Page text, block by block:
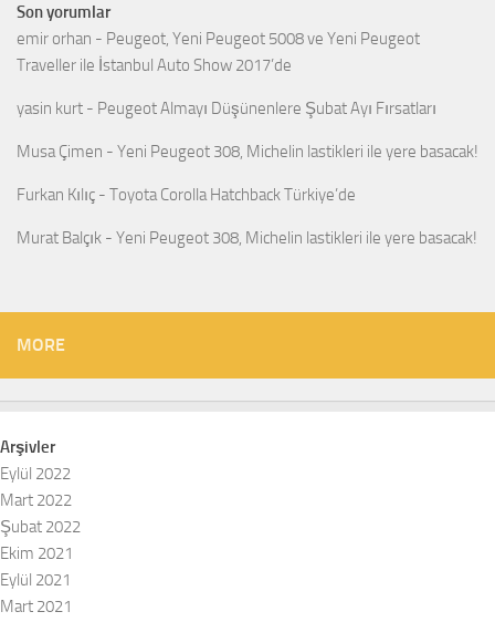
Son yorumlar
emir orhan - Peugeot, Yeni Peugeot 5008 ve Yeni Peugeot
Traveller ile İstanbul Auto Show 2017’de
yasin kurt - Peugeot Almayı Düşünenlere Şubat Ayı Fırsatları
Musa Çimen - Yeni Peugeot 308, Michelin lastikleri ile yere basacak!
Furkan Kılıç - Toyota Corolla Hatchback Türkiye’de
Murat Balçık - Yeni Peugeot 308, Michelin lastikleri ile yere basacak!
MORE
Arşivler
Eylül 2022
Mart 2022
Şubat 2022
Ekim 2021
Eylül 2021
Mart 2021